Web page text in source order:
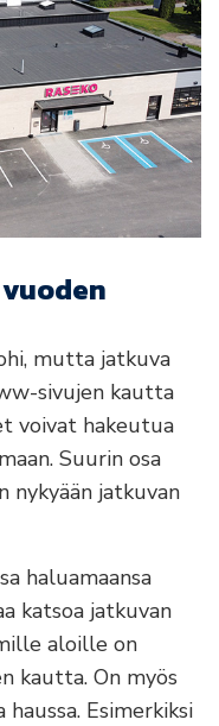
mutta jatkuva
sivujen kautta
voivat hakeutua
Suurin osa
jatkuvan
haluamaansa
katsoa jatkuvan
aloille on
kautta. On myös
Esimerkiksi